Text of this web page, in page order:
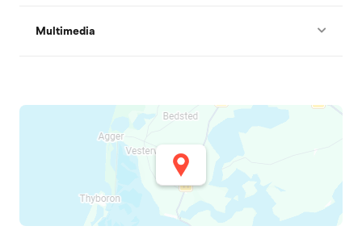
Multimedia